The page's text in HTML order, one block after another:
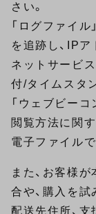
さい。
「ログファイ
を追跡し、IPア
ネットサービ
付/タイムスタ
「ウェブビーコ
閲覧方法に関
電子ファイルで
また、お客様
合や、購入を試
配送先住所、